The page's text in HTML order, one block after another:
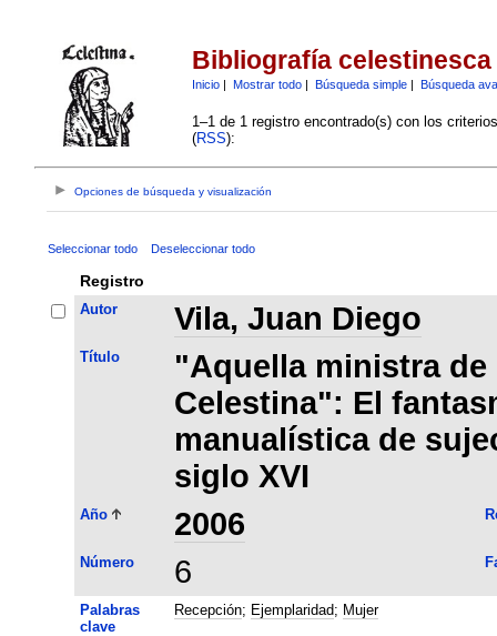
Bibliografía celestinesca
Inicio| Mostrar todo| Búsqueda simple| Búsqueda
1–1 de 1 registro encontrado(s) con los
(RSS):
Opciones de búsqueda y visualización
Seleccionar todo Deseleccionar todo
Registro
Autor Vila, Juan Diego
Título
"Aquella ministra de
Celestina": El
manualística de
siglo XVI
Año 2006
Número 6
Palabras
clave
Recepción; Ejemplaridad; Mujer